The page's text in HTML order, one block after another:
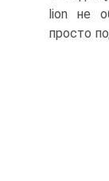
lion не
просто